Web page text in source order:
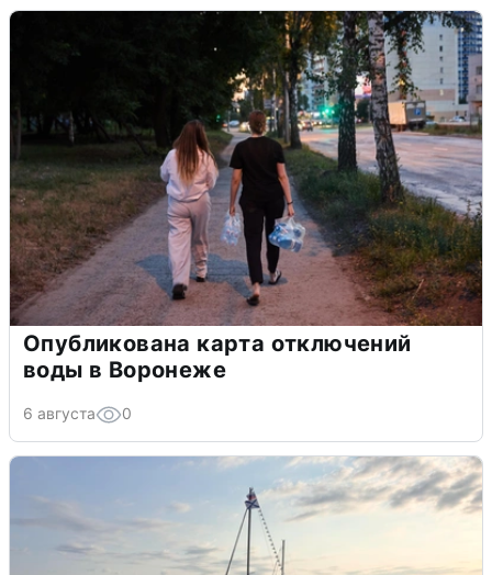
Опубликована карта отключений
воды в Воронеже
6 августа 0